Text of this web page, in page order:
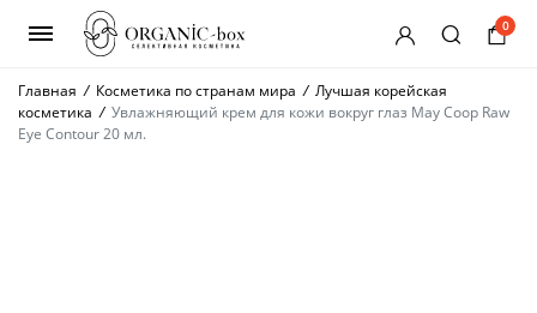
0
Главная / Косметика по странам мира / Лучшая корейская
косметика / Увлажняющий крем для кожи вокруг глаз May Coop Raw
Eye Contour 20 мл.